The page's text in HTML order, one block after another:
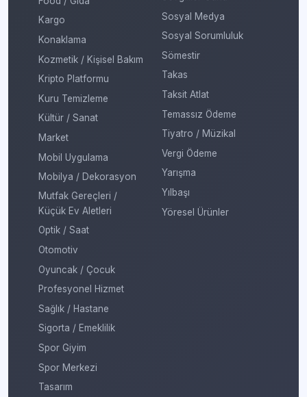
Kargo
Konaklama
Kozmetik / Kişisel Bakım
Kripto Platformu
Kuru Temizleme
Kültür / Sanat
Market
Mobil Uygulama
Mobilya / Dekorasyon
Mutfak Gereçleri /
Küçük Ev Aletleri
Optik / Saat
Otomotiv
Oyuncak / Çocuk
Profesyonel Hizmet
Sağlık / Hastane
Sigorta / Emeklilik
Spor Giyim
Spor Merkezi
Tasarım
Sosyal Medya
Sosyal Sorumluluk
Sömestir
Takas
Taksit Atlat
Temassız Ödeme
Tiyatro / Müzikal
Vergi Ödeme
Yarışma
Yılbaşı
Yöresel Ürünler